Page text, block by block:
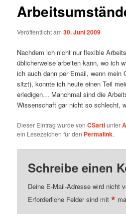
Veröffentlicht am30. Juni 2009
Nachdem ich nicht nur flexible
üblicherweise arbeiten kann, wo ich
ich auch dann per Email, wenn mein
sitzt), konnte ich heute einen Teil
erledigen… Manchmal sind die
Wissenschaft gar nicht so schlecht,
Dieser Eintrag wurde vonCSartiunter
ein Lesezeichen für den Permalink.
Schreibe einen
Deine E-Mail-Adresse wird nicht
Erforderliche Felder sind mit*